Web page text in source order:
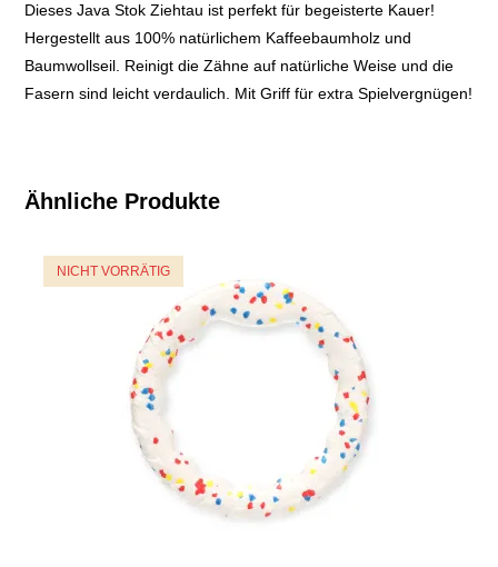
Dieses Java Stok Ziehtau ist perfekt für begeisterte Kauer!
Hergestellt aus 100% natürlichem Kaffeebaumholz und
Baumwollseil. Reinigt die Zähne auf natürliche Weise und die
Fasern sind leicht verdaulich. Mit Griff für extra Spielvergnügen!
Ähnliche Produkte
NICHT VORRÄTIG